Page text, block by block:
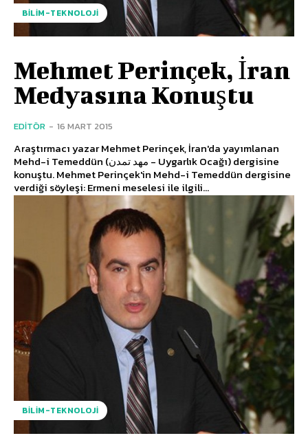
BILIM-TEKNOLOJI
Mehmet Perinçek, İran
Medyasına Konuştu
EDITÖR - 16 MART 2015
Araştırmacı yazar Mehmet Perinçek, İran'da yayımlanan
Mehd-i Temeddün (مهد تمدن - Uygarlık Ocağı) dergisine
konuştu. Mehmet Perinçek'in Mehd-i Temeddün dergisine
verdiği söyleşi: Ermeni meselesi ile ilgili...
BILIM-TEKNOLOJI